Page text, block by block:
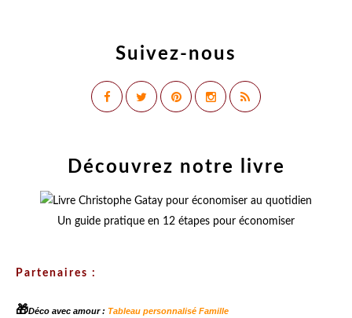
Suivez-nous
Découvrez notre livre
Un guide pratique en 12 étapes pour économiser
Partenaires :
🎁Déco avec amour : Tableau personnalisé Famille